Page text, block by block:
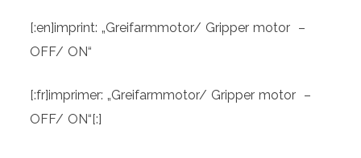
[:en]imprint: „Greifarmmotor/ Gripper motor –
OFF/ ON“
[:fr]imprimer: „Greifarmmotor/ Gripper motor –
OFF/ ON“[:]